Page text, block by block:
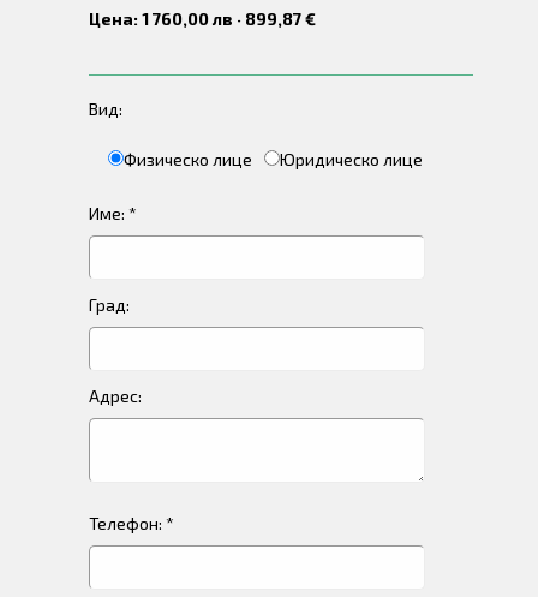
Цена: 1 760,00 лв · 899,87 €
Вид:
Физическо лице Юридическо лице
Име: *
Град:
Адрес:
Телефон: *